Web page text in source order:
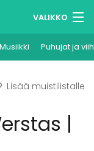
VALIKKO
Musiikki Puhujat ja
Lisää muistilistalle
|